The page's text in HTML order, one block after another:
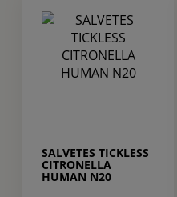
SALVETES TICKLESS
CITRONELLA
HUMAN N20